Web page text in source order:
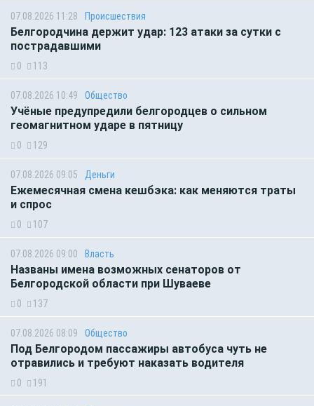
07.08.2026 11:28 Происшествия
Белгородчина держит удар: 123 атаки за сутки с
пострадавшими
0 113
07.08.2026 10:49 Общество
Учёные предупредили белгородцев о сильном
геомагнитном ударе в пятницу
0 129
07.08.2026 09:05 Деньги
Ежемесячная смена кешбэка: как меняются траты
и спрос
0 107
07.08.2026 09:00 Власть
Названы имена возможных сенаторов от
Белгородской области при Шуваеве
0 137
07.08.2026 08:09 Общество
Под Белгородом пассажиры автобуса чуть не
отравились и требуют наказать водителя
0 191